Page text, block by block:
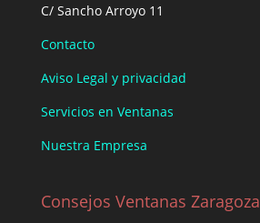
C/ Sancho Arroyo 11
Contacto
Aviso Legal y privacidad
Servicios en Ventanas
Nuestra Empresa
Consejos Ventanas Zaragoza